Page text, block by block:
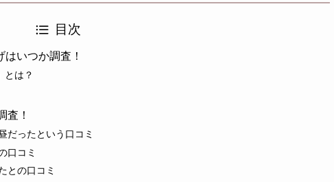
目次
いつか調査！
とは？
査！
だったという口コミ
口コミ
との口コミ